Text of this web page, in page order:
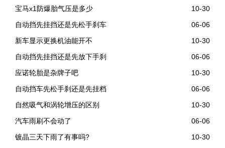
宝马x1防爆胎气压是多少
10-30
自动挡先挂挡还是先松手刹车
06-06
新车显示更换机油能开不
10-30
自动挡先挂挡还是先放下手刹
06-06
应诺轮胎是杂牌子吧
10-30
自动挡车先松手刹还是先挂档
06-06
自然吸气和涡轮增压的区别
10-30
汽车雨刷不会动了
06-06
镀晶三天下雨了有事吗?
10-30